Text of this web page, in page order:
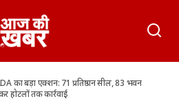
से लेकर होटलों तक कार्रवाई
का बड़ा एक्शन: 71 प्रतिष्ठान सील, 83 भवन
होटलों तक कार्रवाई